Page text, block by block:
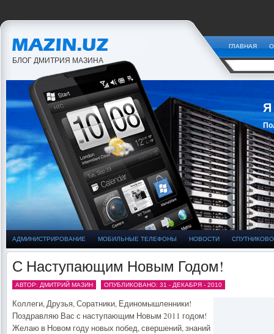
БЛОГ ДМИТРИЯ МАЗИНА
ГЛАВНАЯ
Я
АДМИНИСТРИРОВАНИЕ МОБИЛЬНЫЕ ТЕЛЕФОНЫ НОВОСТИ
С Наступающим Новым Годом!
АВТОР: ДМИТРИЙ МАЗИН ОПУБЛИКОВАНО: 31 - ДЕКАБРЯ - 2010
Коллеги, Друзья, Соратники, Единомышленники!
Поздравляю Вас с наступающим Новым 2011 годом!
Желаю в Новом году новых побед, свершений, знаний